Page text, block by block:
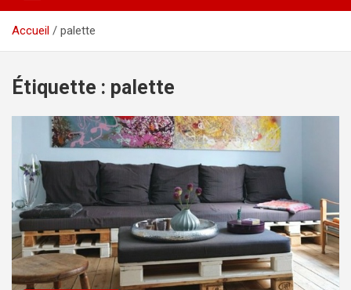
Accueil palette
Étiquette : palette